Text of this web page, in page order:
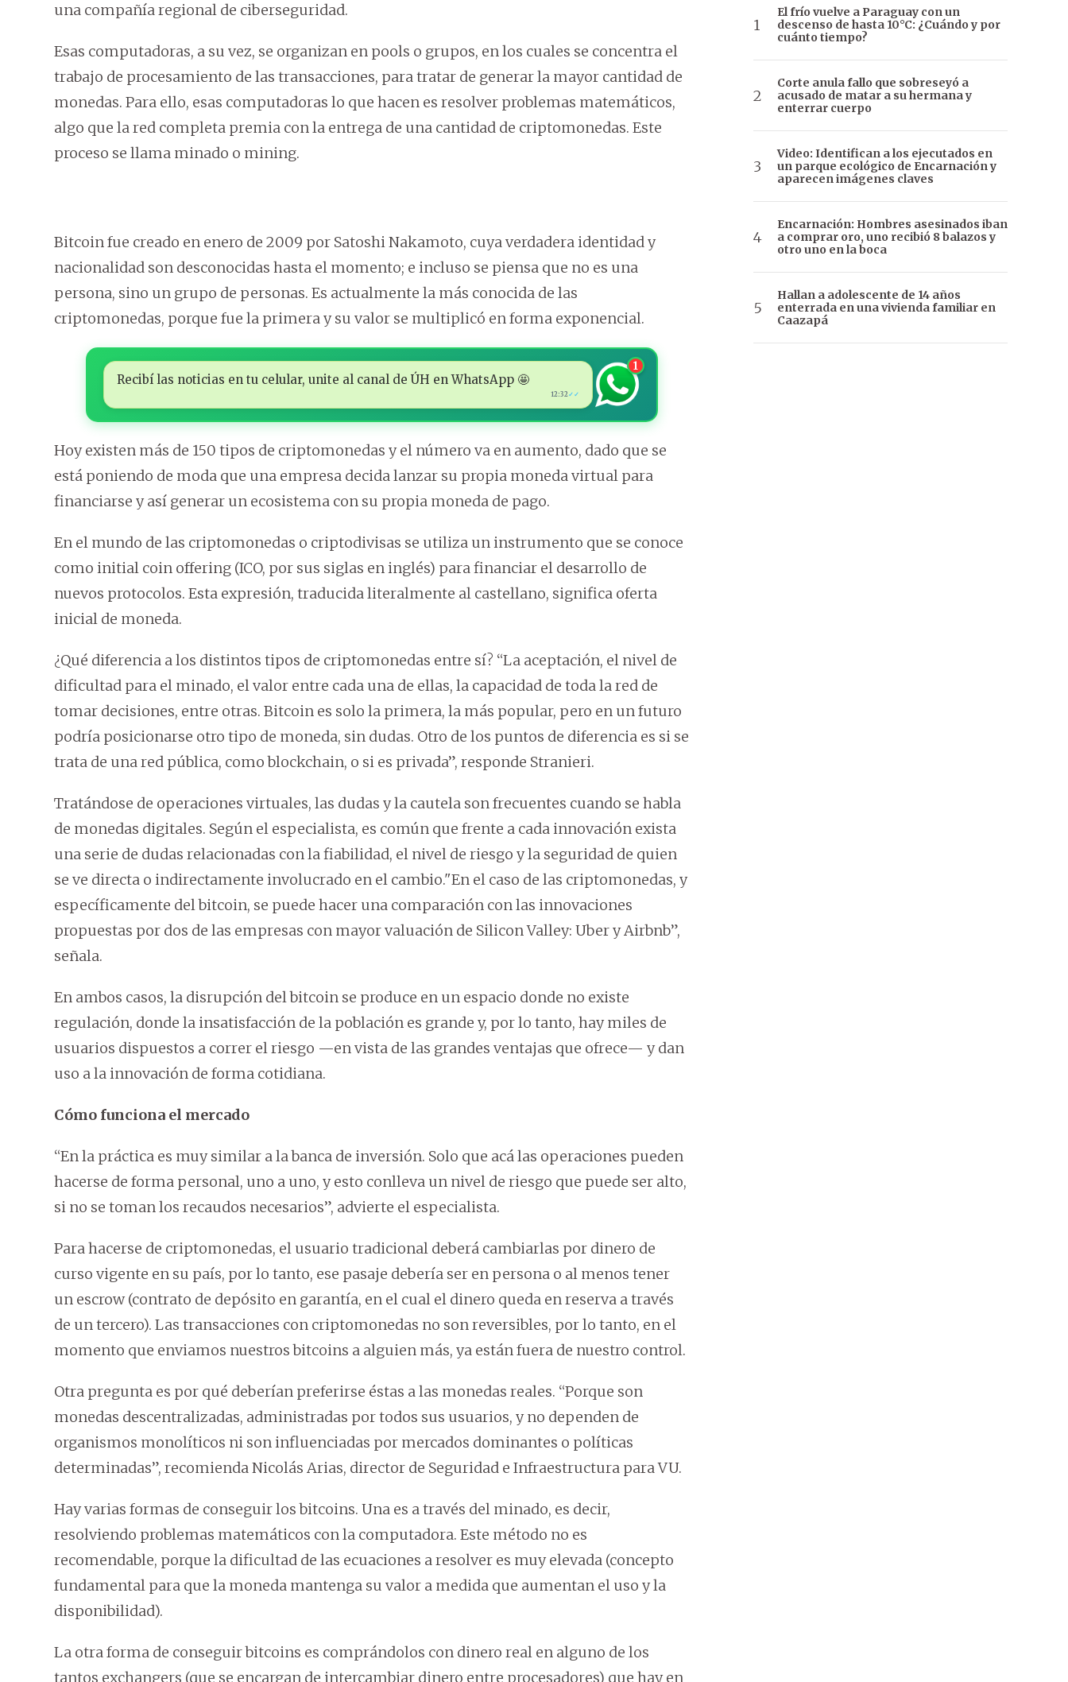
una compañía regional de ciberseguridad.
Esas computadoras, a su vez, se organizan en pools o grupos, en los cuales se concentra el
trabajo de procesamiento de las transacciones, para tratar de generar la mayor cantidad de
monedas. Para ello, esas computadoras lo que hacen es resolver problemas matemáticos,
algo que la red completa premia con la entrega de una cantidad de criptomonedas. Este
proceso se llama minado o mining.
Bitcoin fue creado en enero de 2009 por Satoshi Nakamoto, cuya verdadera identidad y
nacionalidad son desconocidas hasta el momento; e incluso se piensa que no es una
persona, sino un grupo de personas. Es actualmente la más conocida de las
criptomonedas, porque fue la primera y su valor se multiplicó en forma exponencial.
Recibí las noticias en tu celular, unite al canal de ÚH en WhatsApp 🤩
12:32✓✓
1
Hoy existen más de 150 tipos de criptomonedas y el número va en aumento, dado que se
está poniendo de moda que una empresa decida lanzar su propia moneda virtual para
financiarse y así generar un ecosistema con su propia moneda de pago.
En el mundo de las criptomonedas o criptodivisas se utiliza un instrumento que se conoce
como initial coin offering (ICO, por sus siglas en inglés) para financiar el desarrollo de
nuevos protocolos. Esta expresión, traducida literalmente al castellano, significa oferta
inicial de moneda.
¿Qué diferencia a los distintos tipos de criptomonedas entre sí? “La aceptación, el nivel de
dificultad para el minado, el valor entre cada una de ellas, la capacidad de toda la red de
tomar decisiones, entre otras. Bitcoin es solo la primera, la más popular, pero en un futuro
podría posicionarse otro tipo de moneda, sin dudas. Otro de los puntos de diferencia es si se
trata de una red pública, como blockchain, o si es privada”, responde Stranieri.
Tratándose de operaciones virtuales, las dudas y la cautela son frecuentes cuando se habla
de monedas digitales. Según el especialista, es común que frente a cada innovación exista
una serie de dudas relacionadas con la fiabilidad, el nivel de riesgo y la seguridad de quien
se ve directa o indirectamente involucrado en el cambio."En el caso de las criptomonedas, y
específicamente del bitcoin, se puede hacer una comparación con las innovaciones
propuestas por dos de las empresas con mayor valuación de Silicon Valley: Uber y Airbnb”,
señala.
En ambos casos, la disrupción del bitcoin se produce en un espacio donde no existe
regulación, donde la insatisfacción de la población es grande y, por lo tanto, hay miles de
usuarios dispuestos a correr el riesgo —en vista de las grandes ventajas que ofrece— y dan
uso a la innovación de forma cotidiana.
Cómo funciona el mercado
“En la práctica es muy similar a la banca de inversión. Solo que acá las operaciones pueden
hacerse de forma personal, uno a uno, y esto conlleva un nivel de riesgo que puede ser alto,
si no se toman los recaudos necesarios”, advierte el especialista.
Para hacerse de criptomonedas, el usuario tradicional deberá cambiarlas por dinero de
curso vigente en su país, por lo tanto, ese pasaje debería ser en persona o al menos tener
un escrow (contrato de depósito en garantía, en el cual el dinero queda en reserva a través
de un tercero). Las transacciones con criptomonedas no son reversibles, por lo tanto, en el
momento que enviamos nuestros bitcoins a alguien más, ya están fuera de nuestro control.
Otra pregunta es por qué deberían preferirse éstas a las monedas reales. “Porque son
monedas descentralizadas, administradas por todos sus usuarios, y no dependen de
organismos monolíticos ni son influenciadas por mercados dominantes o políticas
determinadas”, recomienda Nicolás Arias, director de Seguridad e Infraestructura para VU.
Hay varias formas de conseguir los bitcoins. Una es a través del minado, es decir,
resolviendo problemas matemáticos con la computadora. Este método no es
recomendable, porque la dificultad de las ecuaciones a resolver es muy elevada (concepto
fundamental para que la moneda mantenga su valor a medida que aumentan el uso y la
disponibilidad).
La otra forma de conseguir bitcoins es comprándolos con dinero real en alguno de los
tantos exchangers (que se encargan de intercambiar dinero entre procesadores) que hay en
El frío vuelve a Paraguay con un
descenso de hasta 10°C: ¿Cuándo y por
cuánto tiempo?
Corte anula fallo que sobreseyó a
acusado de matar a su hermana y
enterrar cuerpo
Video: Identifican a los ejecutados en
un parque ecológico de Encarnación y
aparecen imágenes claves
Encarnación: Hombres asesinados iban
a comprar oro, uno recibió 8 balazos y
otro uno en la boca
Hallan a adolescente de 14 años
enterrada en una vivienda familiar en
Caazapá